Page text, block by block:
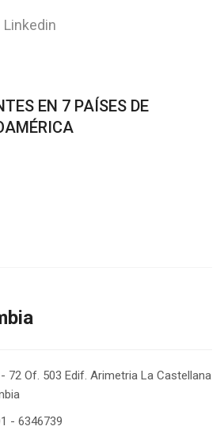
Linkedin
EN 7 PAÍSES DE
72 Of. 503 Edif. Arimetria La Castellana
- 6346739